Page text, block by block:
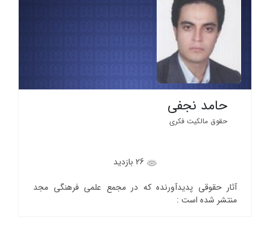
حامد نجفی
حقوق مالکیت فکری
آثار حقوقی پدیدآورنده که در مجمع علمی فرهنگی مجد
منتشر شده است :